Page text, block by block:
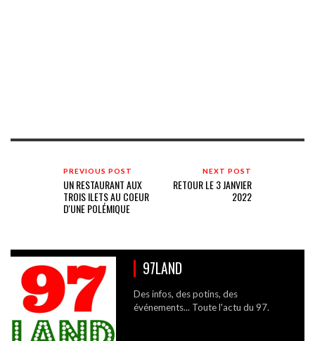
PREVIOUS POST
UN RESTAURANT AUX
TROIS ILETS AU COEUR
D'UNE POLÉMIQUE
NEXT POST
RETOUR LE 3 JANVIER
2022
97LAND
Des infos, des potins, des
événements... Toute l'actu du 97.